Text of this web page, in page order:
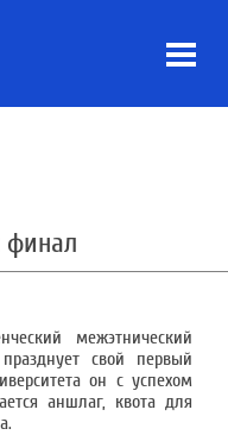
финал
межэтнический
свой первый
он с успехом
аншлаг, квота для